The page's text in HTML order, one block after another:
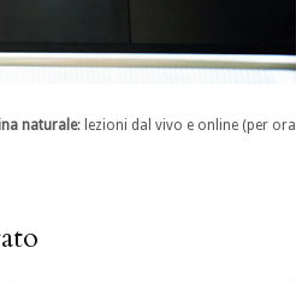
naturale: lezioni dal vivo e online (per ora